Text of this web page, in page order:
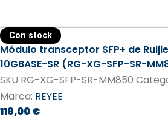
Con stock
Módulo transceptor SFP+ de
10GBASE-SR (RG-XG-SFP-SR-
SKU RG-XG-SFP-SR-MM850
Marca: REYEE
118,00€